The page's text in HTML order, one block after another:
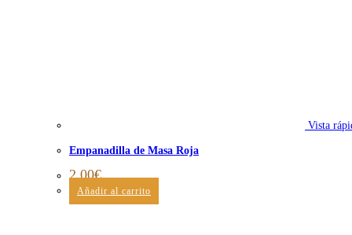
Vista
Empanadilla de Masa Roja
2,00€
Añadir al carrito